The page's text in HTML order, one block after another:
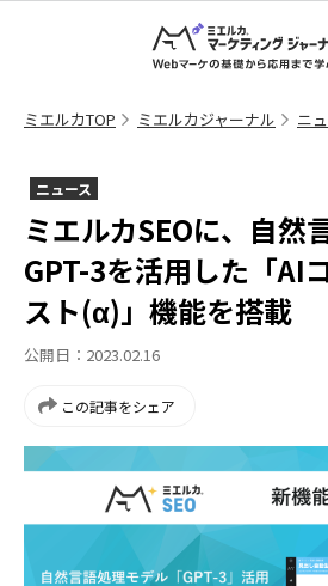
ミエルカTOP ミエルカジャーナル ニ
ニュース
ミエルカSEOに、自然
GPT-3を活用した「AI
スト(α)」機能を搭載
公開日：2023.02.16
この記事をシェア